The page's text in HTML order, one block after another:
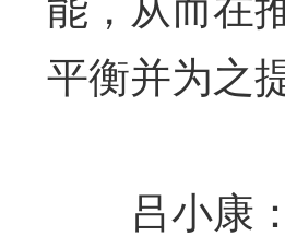
平衡并为之
吕小康：